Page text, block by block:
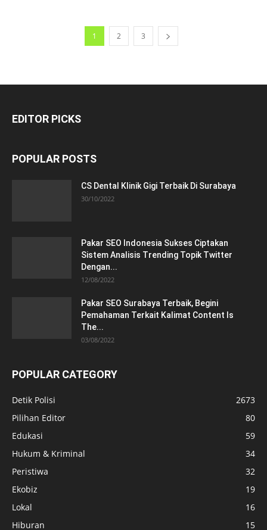
1 2 3
EDITOR PICKS
POPULAR POSTS
CS Dental Klinik Gigi Terbaik Di Surabaya
30/10/2022
Pakar SEO Indonesia Sukses Ciptakan
Sistem Analisis Trending Topik Twitter
Dengan...
12/08/2022
Pakar SEO Surabaya Terbaik, Begini
Pemahaman Terkait Kalimat Content Is
The...
03/08/2022
POPULAR CATEGORY
Detik Polisi
2673
Pilihan Editor
80
Edukasi
59
Hukum & Kriminal
34
Peristiwa
32
Ekobiz
19
Lokal
16
Hiburan
15